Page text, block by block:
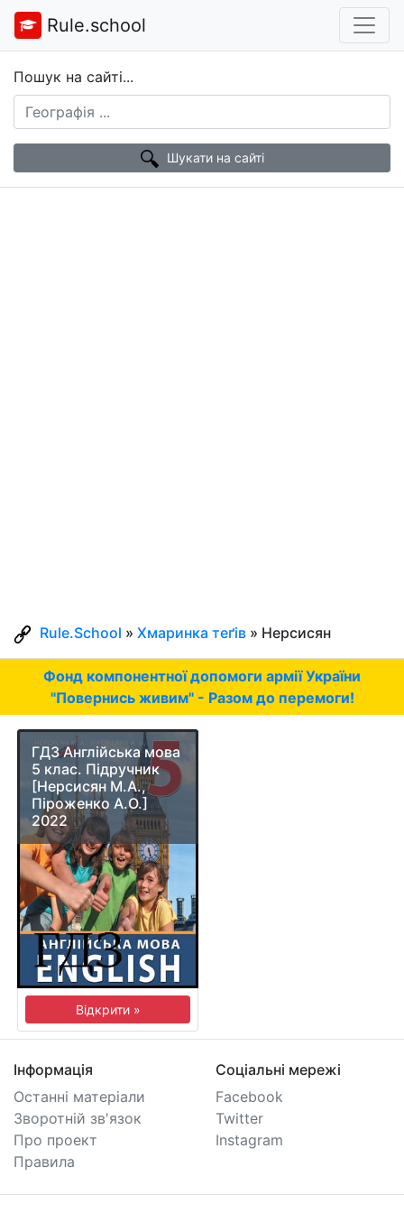
Rule.school
Пошук на сайті...
Шукати на сайті
Rule.School » Хмаринка теґів » Нерсисян
Фонд компонентної допомоги армії України
"Повернись живим" - Разом до перемоги!
ГДЗ Англійська мова
5 клас. Підручник
[Нерсисян М.А.,
Піроженко А.О.]
2022
Відкрити »
Інформація
Останні матеріали
Зворотній зв'язок
Про проект
Правила
Соціальні мережі
Facebook
Twitter
Instagram